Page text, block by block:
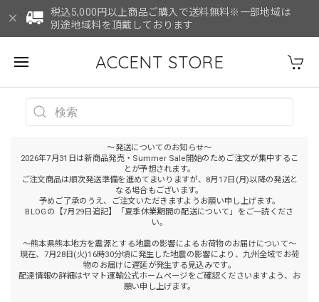
税込5,000円以上商品ご購入で送料無料※一部地域は
別途地域料を頂戴しております
ACCENT STORE
～発送についてのお知らせ～
2026年7月31日は新商品発売・Summer Sale開始のためご注文が集中するこ
とが予想されます。
ご注文商品は順次発送準備を進めてまいりますが、8月17日(月)以降の発送と
なる場合もございます。
予めご了承のうえ、ご注文いただきますようお願い申し上げます。
BLOGの【7月29日追記】「夏季休業期間の配送について」をご一読くださ
い。
～熊本県熊本地方を震源とする地震の影響によるお荷物のお届けについて～
現在、7月28日(火)16時30分頃に発生した地震の影響により、九州全域でお荷
物のお届けに遅延が発生する見込みです。
配達情報の詳細はヤマト運輸公式ホームページをご確認くださいますよう、お
願い申し上げます。